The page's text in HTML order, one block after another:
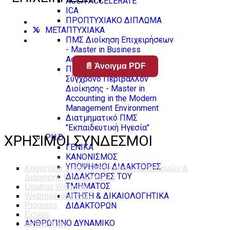
ICA
ΠΡΟΠΤΥΧΙΑΚΟ ΔΙΠΛΩΜΑ
ΜΕΤΑΠΤΥΧΙΑΚΑ
ΠΜΣ Διοίκηση Επιχειρήσεων
- Master in Business
Administration (M.B.A.)
ΠΜΣ Λογιστική στο
Σύγχρονο Περιβάλλον
Διοίκησης - Master in
Accounting in the Modern
Management Environment
Διατμηματικό ΠΜΣ
"Εκπαιδευτική Ηγεσία"
PH.D
ΓΕΝΙΚΑ
ΚΑΝΟΝΙΣΜΟΣ
ΥΠΟΨΗΦΙΟΙ ΔΙΔΑΚΤΟΡΕΣ
ΔΙΔΑΚΤΟΡΕΣ ΤΟΥ
ΤΜΗΜΑΤΟΣ
ΑΙΤΗΣΗ & ΔΙΚΑΙΟΛΟΓΗΤΙΚΑ
ΔΙΔΑΚΤΟΡΩΝ
ΑΝΘΡΩΠΙΝΟ ΔΥΝΑΜΙΚΟ
📄 Άνοιγμα PDF
ΧΡΗΣΙΜΟΙ ΣΥΝΔΕΣΜΟΙ
Κοσμητεία Σχολή Οικονομικών Επιστημών &
Διοίκησης Επιχειρήσεων
Upatras Webmail
Webmail φοιτητών
Progress
Eclass
Βιβλιοθήκη